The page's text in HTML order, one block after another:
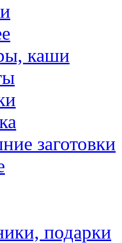
каши
заготовки
подарки